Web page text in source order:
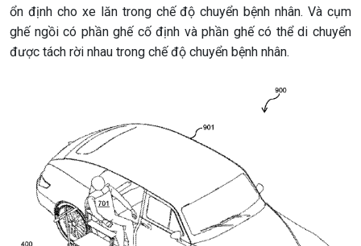
ổn định cho xe lăn trong chế độ chuyển bệnh nhân. Và cụm
ghế ngồi có phần ghế cố định và phần ghế có thể di chuyển
được tách rời nhau trong chế độ chuyển bệnh nhân.